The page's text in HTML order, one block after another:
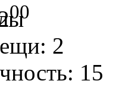
00
2
15